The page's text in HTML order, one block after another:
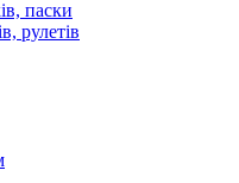
паски
рулетів